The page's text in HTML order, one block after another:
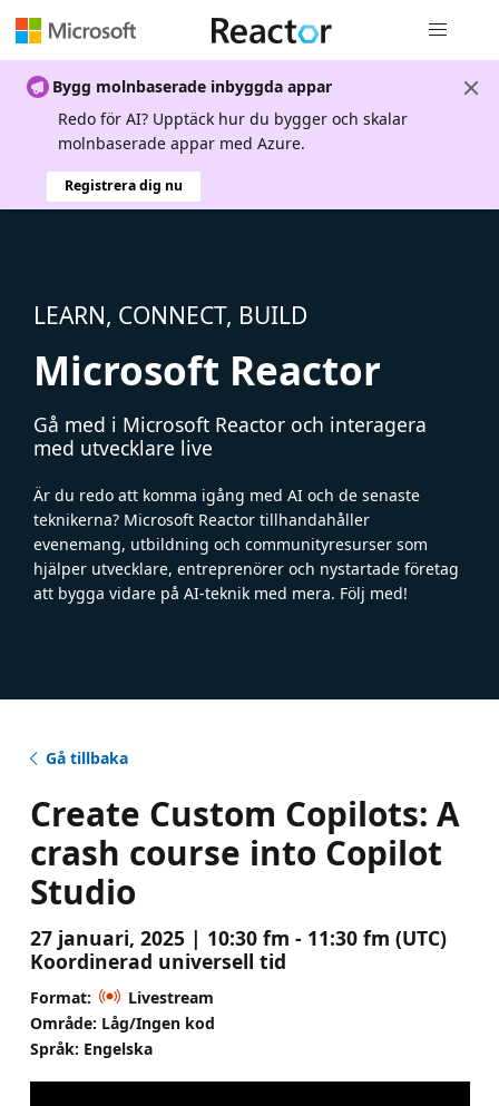
Bygg molnbaserade inbyggda appar
Redo för AI? Upptäck hur du bygger och skalar
molnbaserade appar med Azure.
Registrera dig nu
LEARN, CONNECT, BUILD
Microsoft Reactor
Gå med i Microsoft Reactor och interagera
med utvecklare live
Är du redo att komma igång med AI och de senaste
teknikerna? Microsoft Reactor tillhandahåller
evenemang, utbildning och communityresurser som
hjälper utvecklare, entreprenörer och nystartade företag
att bygga vidare på AI-teknik med mera. Följ med!
Gå tillbaka
Create Custom Copilots: A
crash course into Copilot
Studio
27 januari, 2025 | 10:30 fm - 11:30 fm (UTC)
Koordinerad universell tid
Format:
Livestream
Område: Låg/Ingen kod
Språk: Engelska